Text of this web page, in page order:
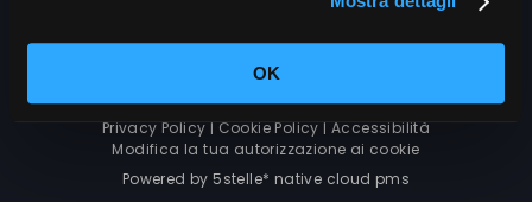
OK
Privacy Policy | Cookie Policy | Accessibilità
Modifica la tua autorizzazione ai cookie
Powered by 5stelle* native cloud pms